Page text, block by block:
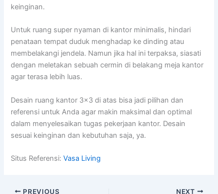
keinginan.
Untuk ruang super nyaman di kantor minimalis, hindari
penataan tempat duduk menghadap ke dinding atau
membelakangi jendela. Namun jika hal ini terpaksa, siasati
dengan meletakan sebuah cermin di belakang meja kantor
agar terasa lebih luas.
Desain ruang kantor 3×3 di atas bisa jadi pilihan dan
referensi untuk Anda agar makin maksimal dan optimal
dalam menyelesaikan tugas pekerjaan kantor. Desain
sesuai keinginan dan kebutuhan saja, ya.
Situs Referensi:Vasa Living
PREVIOUS NEXT